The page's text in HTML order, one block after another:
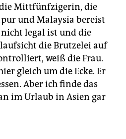
die Mittfünfzigerin, die
und Malaysia bereist
nicht legal ist und die
die Brutzelei auf
weiß die Frau.
gleich um die Ecke. Er
Aber ich finde das
im Urlaub in Asien gar